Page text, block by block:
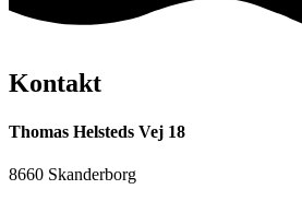
Kontakt
Thomas Helsteds Vej 18
8660 Skanderborg